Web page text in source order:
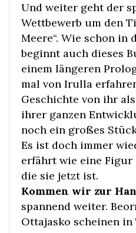
Und weiter geht der
Wettbewerb um den
Meere“. Wie schon in
beginnt auch dieses
einem längeren
mal von Irulla
Geschichte von ihr
ihrer ganzen
noch ein großes
Es ist doch immer
erfährt wie eine Figur
die sie jetzt ist.
Kommen wir zur
spannend weiter.
Ottajasko scheinen